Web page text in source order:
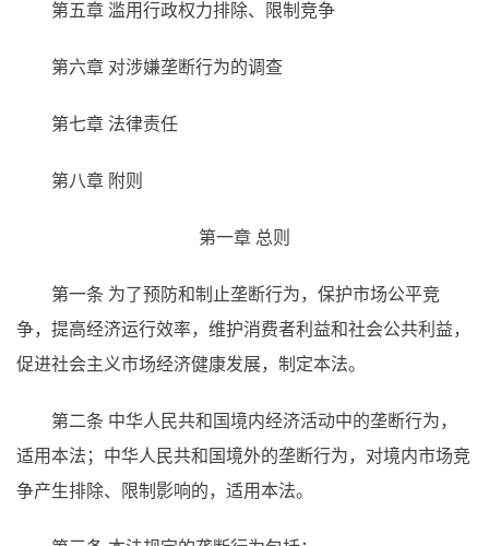
第五章 滥用行政权力排除、限制竞争
第六章 对涉嫌垄断行为的调查
第七章 法律责任
第八章 附则
第一章 总则
第一条 为了预防和制止垄断行为，保护市场公平竞
争，提高经济运行效率，维护消费者利益和社会公共利益，
促进社会主义市场经济健康发展，制定本法。
第二条 中华人民共和国境内经济活动中的垄断行为，
适用本法；中华人民共和国境外的垄断行为，对境内市场竞
争产生排除、限制影响的，适用本法。